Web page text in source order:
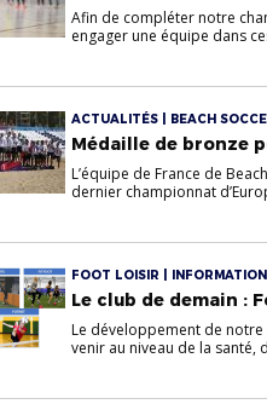
Afin de compléter notre
engager une équipe dans
ACTUALITÉS | BEACH
Médaille de bronze
L’équipe de France de
dernier championnat
FOOT LOISIR |
Le club de demain :
Le développement de
venir au niveau de la santé,